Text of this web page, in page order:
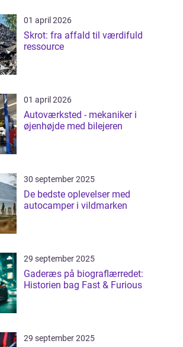
01 april 2026
Skrot: fra affald til værdifuld
ressource
01 april 2026
Autoværksted - mekaniker i
øjenhøjde med bilejeren
30 september 2025
De bedste oplevelser med
autocamper i vildmarken
29 september 2025
Gaderæs på biograflærredet:
Historien bag Fast & Furious
29 september 2025